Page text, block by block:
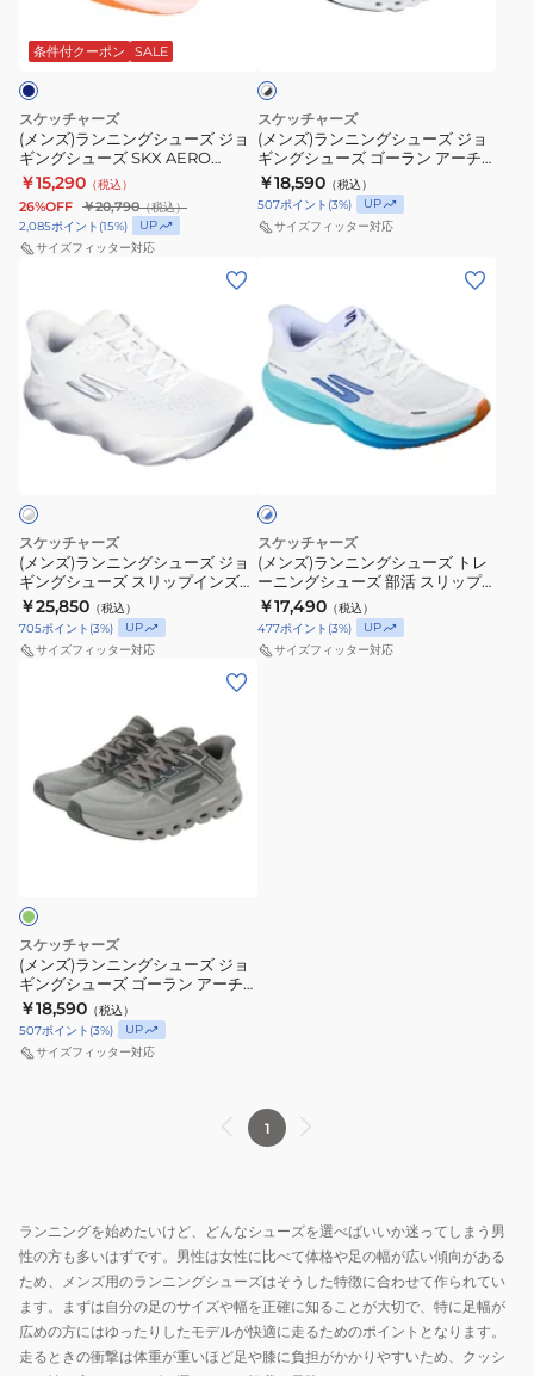
ス
ク
ッ
シ
ョ
ニ
ン
グ
イ
パ
ー
ク
ホ
ワ
イ
ト
220701-
WBK
リ
活
エ
ア
ロ
レ
イ
246240-
WBO
グ
シ
ュ
ー
ズ
ジ
ョ
ギ
シ
ュ
ー
ズ
SPARK
246200-
NVOR
条件付クーポン SALE
スケッチャーズ
(メンズ)ランニングシューズ ジョ
ギングシューズ SKX AERO
SPARK 246200-NVOR
￥15,290 （税込）
26%OFF ￥20,790（税込）
2,085ポイント (15%)
UP
サイズフィッター対応
シ
ュ
ー
ズ
ジ
ョ
グ
ュ
ー
ラ
ン
ア
チ
フ
ホ
ワ
イ
ブ
ラ
ッ
ク
スケッチャーズ
(メンズ)ランニングシューズ ジョ
ギングシューズ ゴーラン アーチ
フィット グライドステップ
221120-WBK
￥18,590 （税込）
507ポイント (3%)
UP
サイズフィッター対応
ズ)
ラ
ン
ニ
シ
ュ
ー
ズ
ジ
ョ
ュ
ッ
プ
イ
ン
ズ
ト
ホ
ワ
イ
ト
スケッチャーズ
(メンズ)ランニングシューズ ジョ
ギングシューズ スリップインズ
エアロ バースト ホワイト シルバ
ー 246215-WSL スポーツシュー
ズ
￥25,850 （税込）
705ポイント (3%)
UP
サイズフィッター対応
ズ)
ラ
ン
ニ
シ
ュ
ー
ズ
ト
レ
ズ
パ
ル
ス
ホ
ワ
ワ
ブ
ル
ー
スケッチャーズ
(メンズ)ランニングシューズ トレ
ーニングシューズ 部活 スリップ
インズ エアロ パルス ホワイト ブ
ルー 246220-WAQ スポーツシュ
ーズ
￥17,490 （税込）
477ポイント (3%)
UP
サイズフィッター対応
ン
シ
ュ
ー
ズ
ジ
ョ
ズ
ゴ
ー
ラ
ン
スケッチャーズ
(メンズ)ランニングシューズ ジョ
ギングシューズ ゴーラン アーチ
フィット グライドステップ
221120-OLV
￥18,590 （税込）
507ポイント (3%)
UP
サイズフィッター対応
1
ランニングを始めたいけど、どんなシューズを選べばいいか迷ってしまう男
性の方も多いはずです。男性は女性に比べて体格や足の幅が広い傾向がある
ため、メンズ用のランニングシューズはそうした特徴に合わせて作られてい
ます。まずは自分の足のサイズや幅を正確に知ることが大切で、特に足幅が
広めの方にはゆったりしたモデルが快適に走るためのポイントとなります。
走るときの衝撃は体重が重いほど足や膝に負担がかかりやすいため、クッシ